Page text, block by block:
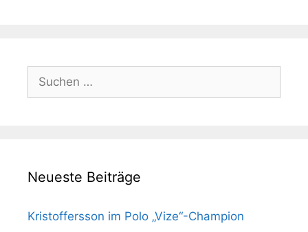
Suchen
nach:
Neueste Beiträge
Kristoffersson im Polo „Vize“-Champion